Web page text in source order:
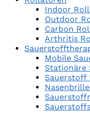
Indoor
Outdoor
Carbon
Arthritis
Mobile
Stationäre
Sauerstoff